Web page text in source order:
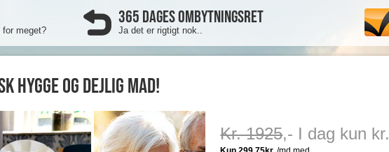
for meget?
365 DAGES OMBYTNINGSRET
Ja det er rigtigt nok..
hygge og dejlig mad!
Kr. 1925,- I dag kun kr.